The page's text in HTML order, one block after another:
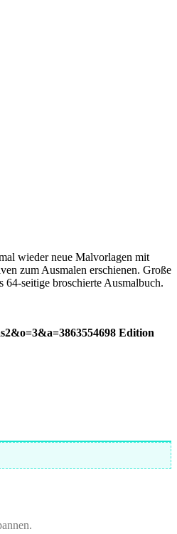
wieder neue Malvorlagen mit
zum Ausmalen erschienen. Große
seitige broschierte Ausmalbuch.
Edition